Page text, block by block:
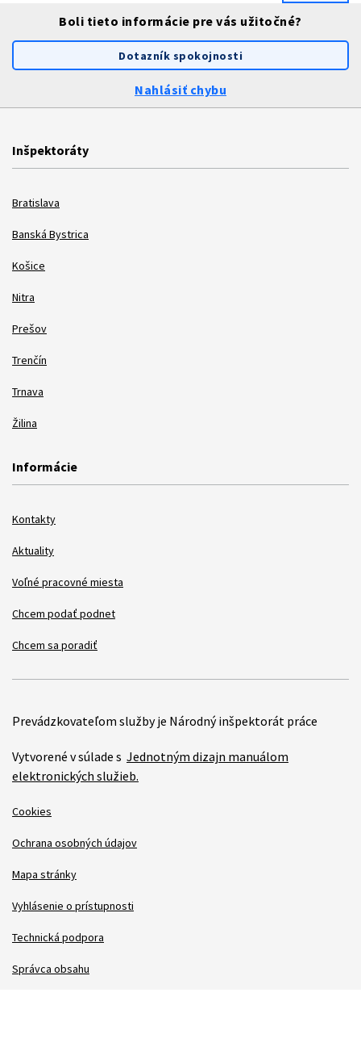
Boli tieto informácie pre vás užitočné?
Dotazník spokojnosti
Nahlásiť chybu
Inšpektoráty
Bratislava
Banská Bystrica
Košice
Nitra
Prešov
Trenčín
Trnava
Žilina
Informácie
Kontakty
Aktuality
Voľné pracovné miesta
Chcem podať podnet
Chcem sa poradiť
Prevádzkovateľom služby je Národný inšpektorát práce
Vytvorené v súlade s Jednotným dizajn manuálom
elektronických služieb.
Cookies
Ochrana osobných údajov
Mapa stránky
Vyhlásenie o prístupnosti
Technická podpora
Správca obsahu